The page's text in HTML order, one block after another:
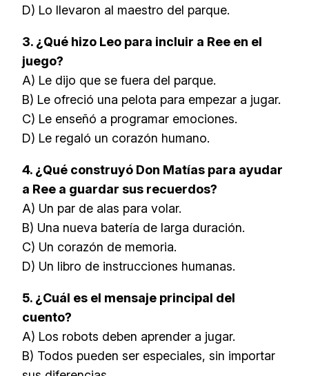
D) Lo llevaron al maestro del parque.
3. ¿Qué hizo Leo para incluir a Ree en el
juego?
A) Le dijo que se fuera del parque.
B) Le ofreció una pelota para empezar a jugar.
C) Le enseñó a programar emociones.
D) Le regaló un corazón humano.
4. ¿Qué construyó Don Matías para ayudar
a Ree a guardar sus recuerdos?
A) Un par de alas para volar.
B) Una nueva batería de larga duración.
C) Un corazón de memoria.
D) Un libro de instrucciones humanas.
5. ¿Cuál es el mensaje principal del
cuento?
A) Los robots deben aprender a jugar.
B) Todos pueden ser especiales, sin importar